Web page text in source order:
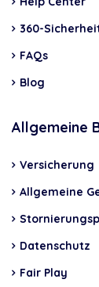
360-
FAQs
Blog
Allgemeine
Versicherung
Allgemeine
Datenschutz
Fair Play